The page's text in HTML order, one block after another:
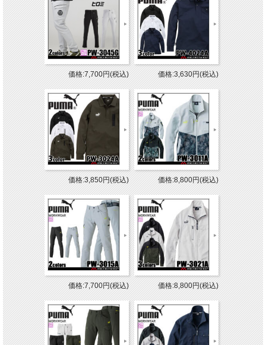
価格:7,700円(税込) 価格:3,630円(税込)
価格:3,850円(税込) 価格:8,800円(税込)
価格:7,700円(税込) 価格:8,800円(税込)